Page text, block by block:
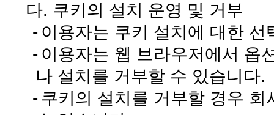
다. 쿠키의 설치 운영 및 거부
- 이용자는 쿠키 설치에 대한
- 이용자는 웹 브라우저에서 옵
나 설치를 거부할 수 있습니다.
- 쿠키의 설치를 거부할 경우